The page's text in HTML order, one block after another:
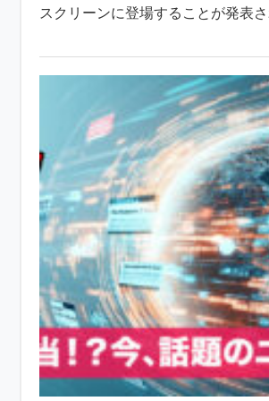
スクリーンに登場することが発表